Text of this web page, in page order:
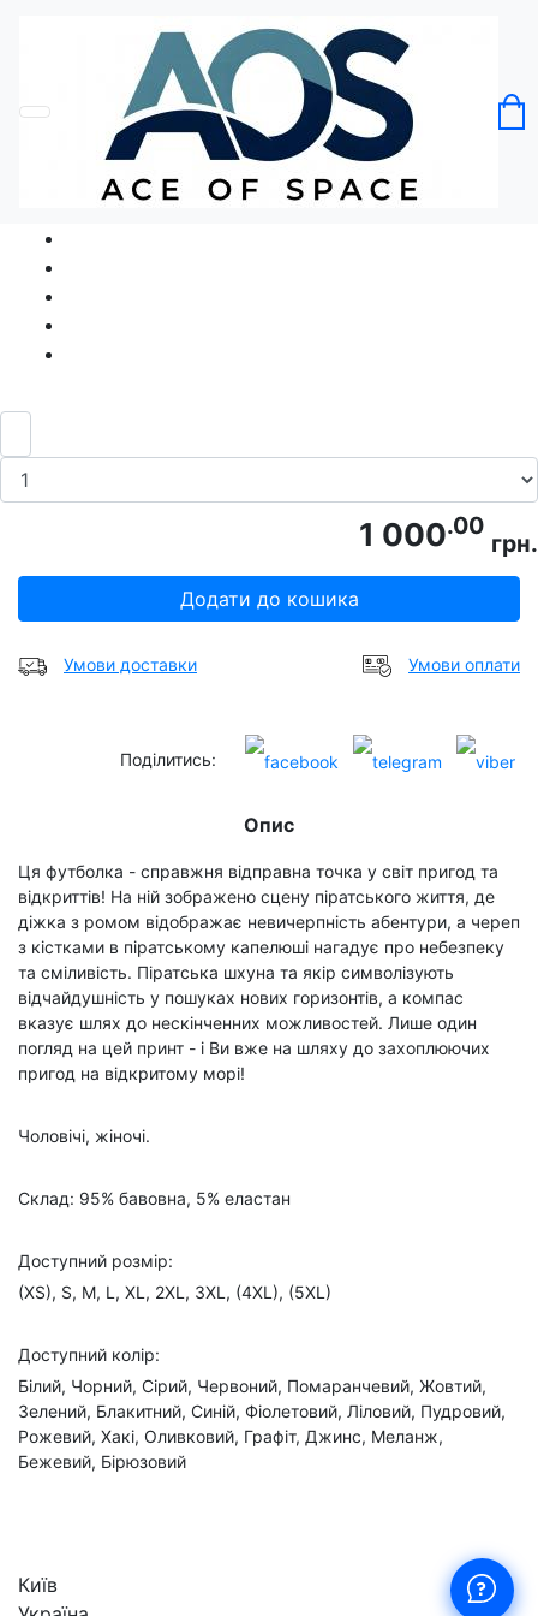
Без категорії
Футболка Ром. Пірати - Розгул під
щоглою Revelry Under Mast
Код товару: Ace5042
1 000.00
грн.
Додати до кошика
Умови доставки Умови оплати
Поділитись:
Опис
Ця футболка - справжня відправна точка у світ пригод та
відкриттів! На ній зображено сцену піратського життя, де
діжка з ромом відображає невичерпність абентури, а череп
з кістками в піратському капелюші нагадує про небезпеку
та сміливість. Піратська шхуна та якір символізують
відчайдушність у пошуках нових горизонтів, а компас
вказує шлях до нескінченних можливостей. Лише один
погляд на цей принт - і Ви вже на шляху до захоплюючих
пригод на відкритому морі!
Чоловічі, жіночі.
Склад: 95% бавовна, 5% еластан
Доступний розмір:
(XS), S, M, L, XL, 2XL, 3XL, (4XL), (5XL)
Доступний колір:
Білий, Чорний, Сірий, Червоний, Помаранчевий, Жовтий,
Зелений, Блакитний, Синій, Фіолетовий, Ліловий, Пудровий,
Рожевий, Хакі, Оливковий, Графіт, Джинс, Меланж,
Бежевий, Бірюзовий
Київ